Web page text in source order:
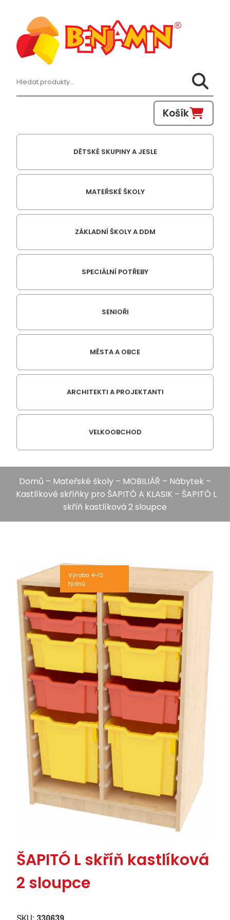
Hledat:
Košík
DĚTSKÉ SKUPINY A JESLE
MATEŘSKÉ ŠKOLY
ZÁKLADNÍ ŠKOLY A DDM
SPECIÁLNÍ POTŘEBY
SENIOŘI
MĚSTA A OBCE
ARCHITEKTI A PROJEKTANTI
VELKOOBCHOD
Domů – Mateřské školy – MOBILIÁŘ – Nábytek –
Kastlíkové skříňky pro ŠAPITÓ A KLASIK – ŠAPITÓ L
skříň kastlíková 2 sloupce
Výroba 4-12.
týdnů
ŠAPITÓ L skříň kastlíková
2 sloupce